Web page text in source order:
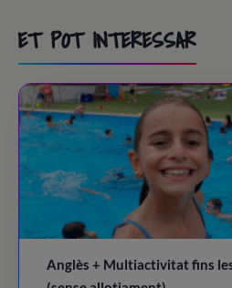
ET POT INTERESSAR
Anglès + Multiactivitat fins